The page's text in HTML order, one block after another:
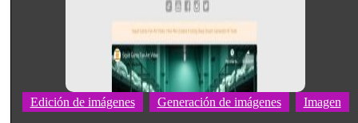
Edición de imágenes Generación de imágenes Imagen